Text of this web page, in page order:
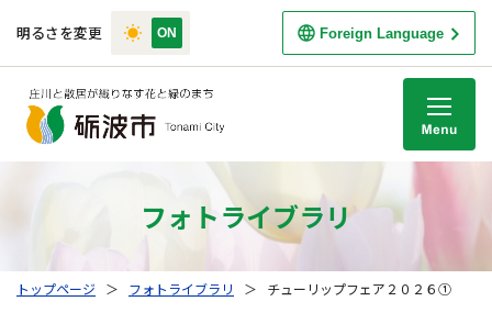
明るさを変更 Foreign Language
フォトライブラリ
トップページ ＞ フォトライブラリ ＞ チューリップフェア２０２６①